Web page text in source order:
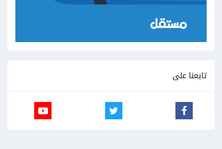
تابعنا على